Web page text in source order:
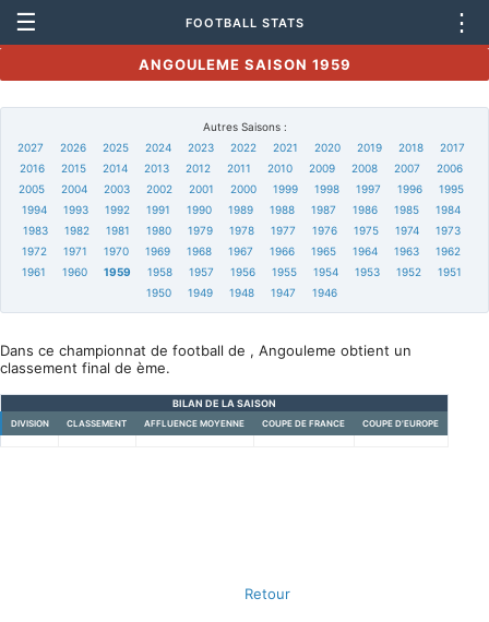
☰ FOOTBALL STATS ⋮
ANGOULEME SAISON 1959
Autres Saisons :
2027
2026 2025 2024 2023 2022 2021 2020 2019 2018
2017
2016
2015 2014 2013 2012 2011 2010 2009 2008 2007
2006
2005
2004 2003 2002 2001 2000 1999 1998 1997 1996
1995
1994
1993 1992 1991 1990 1989 1988 1987 1986 1985
1984
1983
1982 1981 1980 1979 1978 1977 1976 1975 1974
1973
1972
1971 1970 1969 1968 1967 1966 1965 1964 1963
1962
1961
1960 1959 1958 1957 1956 1955 1954 1953 1952
1951
1950
1949 1948 1947 1946
Dans ce championnat de football de , Angouleme obtient un
classement final de ème.
BILAN DE LA SAISON
DIVISION CLASSEMENT AFFLUENCE MOYENNE COUPE DE FRANCE COUPE D'EUROPE
Retour